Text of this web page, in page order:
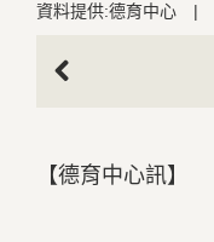
資料提供:德育中心
|
【德育中心訊】